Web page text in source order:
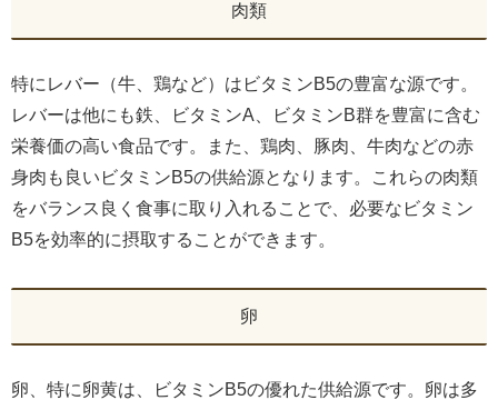
肉類
特にレバー（牛、鶏など）はビタミンB5の豊富な源です。
レバーは他にも鉄、ビタミンA、ビタミンB群を豊富に含む
栄養価の高い食品です。また、鶏肉、豚肉、牛肉などの赤
身肉も良いビタミンB5の供給源となります。これらの肉類
をバランス良く食事に取り入れることで、必要なビタミン
B5を効率的に摂取することができます。
卵
卵、特に卵黄は、ビタミンB5の優れた供給源です。卵は多